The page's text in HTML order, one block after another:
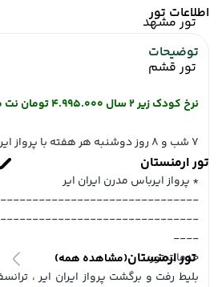
تور مشهد
تور قشم
تور ارمنستان
تور ارمنستان(مشاهده همه)
اطلاعات تور
توضیحات
نرخ کودک زیر 2 سال 4.995.000 تومان نت میباشد .
7 شب و 8 روز دوشنبه هر هفته با پرواز ایران ایر
* پرواز ایرباس مدرن ایران ایر
----
خدمات تور:
بلیط رفت و برگشت پرواز ایران ایر ،